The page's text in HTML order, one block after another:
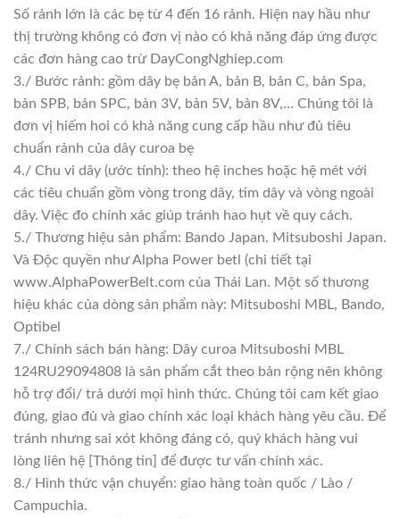
Số rảnh lớn là các bẹ từ 4 đến 16 rảnh. Hiện nay hầu như
thị trường không có đơn vị nào có khả năng đáp ứng được
các đơn hàng cao trừ DayCongNghiep.com
3./ Bước rảnh: gồm dây bẹ bản A, bản B, bản C, bản Spa,
bản SPB, bản SPC, bản 3V, bản 5V, bản 8V,… Chúng tôi là
đơn vị hiếm hoi có khả năng cung cấp hầu như đủ tiêu
chuẩn rảnh của dây curoa bẹ
4./ Chu vi dây (ước tính): theo hệ inches hoặc hệ mét với
các tiêu chuẩn gồm vòng trong dây, tim dây và vòng ngoài
dây. Việc đo chính xác giúp tránh hao hụt về quy cách.
5./ Thương hiệu sản phẩm: Bando Japan. Mitsuboshi Japan.
Và Độc quyền như Alpha Power betl (chi tiết tại
www.AlphaPowerBelt.com của Thái Lan. Một số thương
hiệu khác của dòng sản phẩm này: Mitsuboshi MBL, Bando,
Optibel
7./ Chính sách bán hàng: Dây curoa Mitsuboshi MBL
124RU29094808 là sản phẩm cắt theo bản rộng nên không
hỗ trợ đổi/ trả dưới mọi hình thức. Chúng tôi cam kết giao
đúng, giao đủ và giao chính xác loại khách hàng yêu cầu. Để
tránh nhưng sai xót không đáng có, quý khách hàng vui
lòng liên hệ [Thông tin] để được tư vấn chính xác.
8./ Hình thức vận chuyển: giao hàng toàn quốc / Lào /
Campuchia.